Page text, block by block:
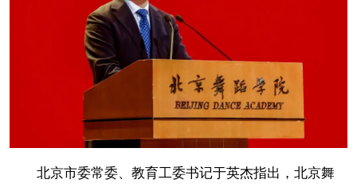
北京市委常委、教育工委书记于英杰指出，北京舞